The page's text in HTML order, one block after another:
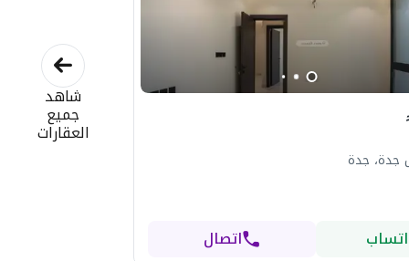
جدة، جدة
اتصال
شاهد
جميع
العقارات